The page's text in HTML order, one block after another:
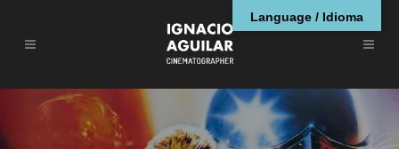
Language / Idioma